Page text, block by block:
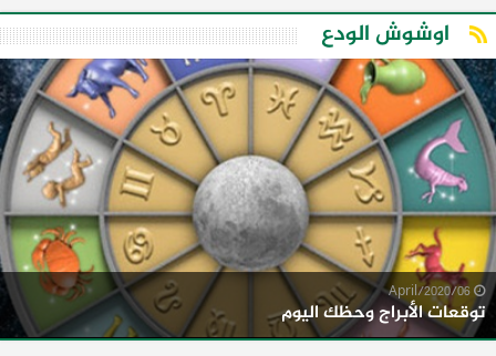
اوشوش الودع
توقعات الأبراج وحظك اليوم